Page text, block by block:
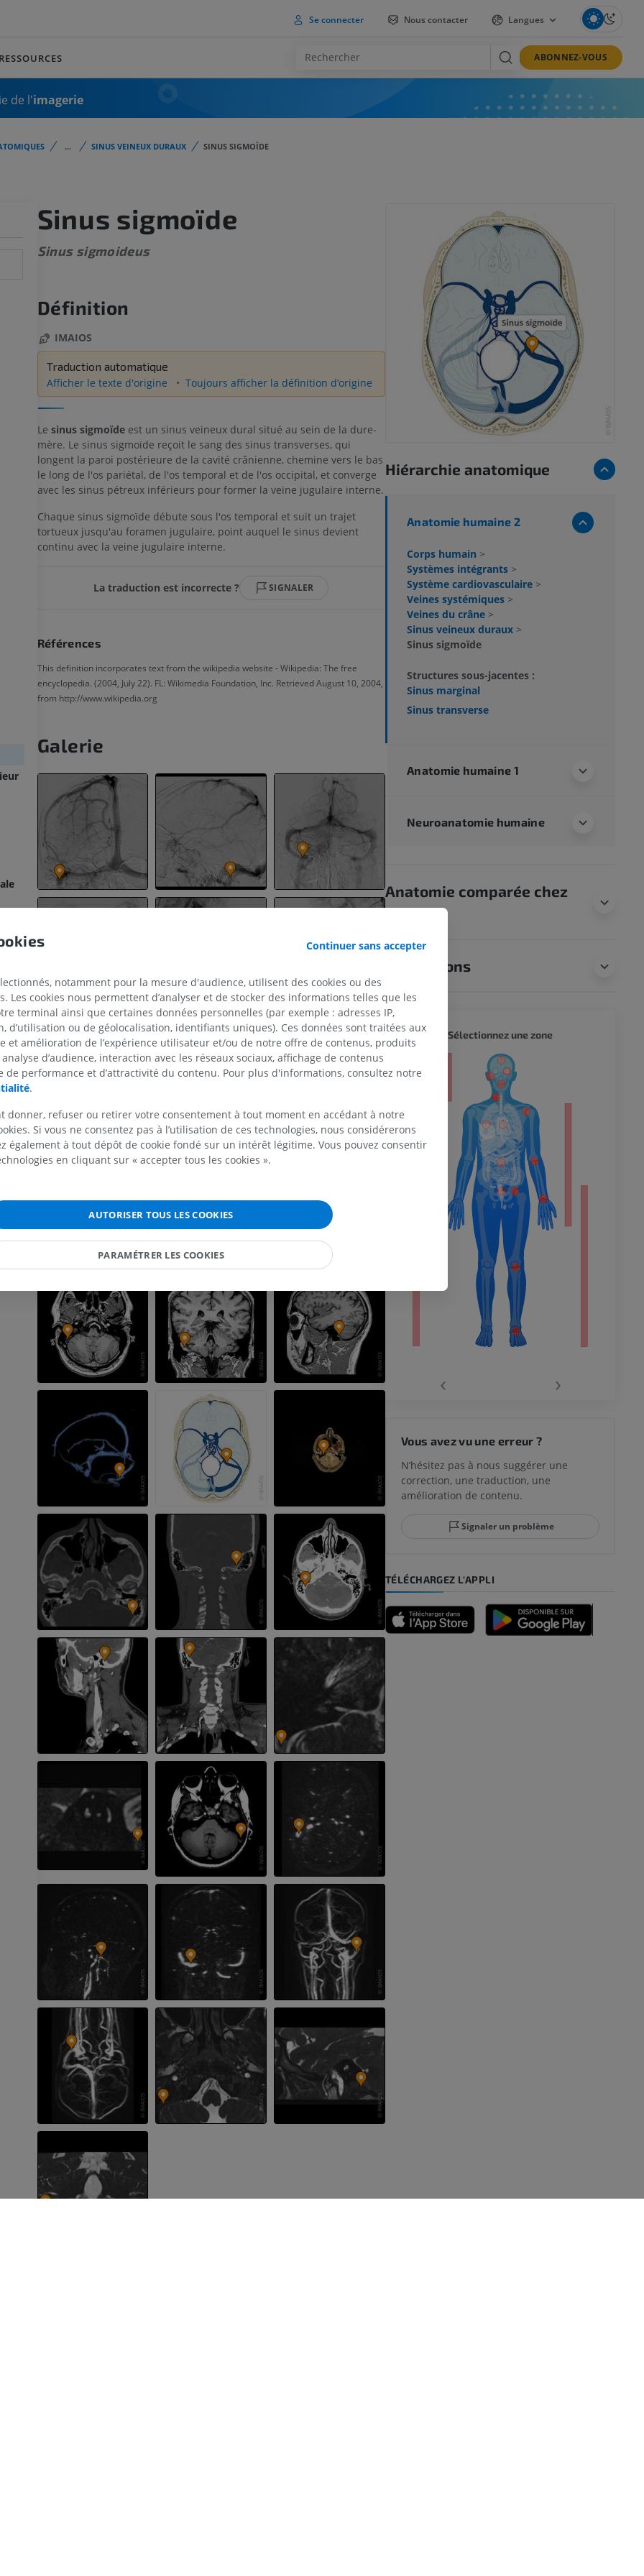
Se connecter Nous contacter Langues
RESSOURCES ABONNEZ-VOUS
de l'imagerie
... SINUS VEINEUX DURAUX SINUS SIGMOÏDE
Sinus sigmoïde
Sinus sigmoideus
Définition
IMAIOS
Traduction automatique
Afficher le texte d'origine
Toujours afficher la définition d’origine
Le sinus sigmoïdeest un sinus veineux dural situé au sein de la dure-
mère. Le sinus sigmoïde reçoit le sang des sinus transverses, qui
longent la paroi postérieure de la cavité crânienne, chemine vers le bas
le long de l'os pariétal, de l'os temporal et de l'os occipital, et converge
avec les sinus pétreux inférieurs pour former la veine jugulaire interne.
Chaque sinus sigmoïde débute sous l'os temporal et suit un trajet
tortueux jusqu'au foramen jugulaire, point auquel le sinus devient
continu avec la veine jugulaire interne.
La traduction est incorrecte ? SIGNALER
Références
This definition incorporates text from the wikipedia website - Wikipedia: The free
encyclopedia. (2004, July 22). FL: Wikimedia Foundation, Inc. Retrieved August 10, 2004,
from http://www.wikipedia.org
Galerie
Hiérarchie anatomique
Anatomie humaine 2
Corps humain >
Systèmes intégrants >
Système cardiovasculaire >
Veines systémiques >
Veines du crâne >
Sinus veineux duraux >
Sinus sigmoïde
Structures sous-jacentes :
Sinus marginal
Sinus transverse
Anatomie humaine 1
Neuroanatomie humaine
Anatomie comparée chez
l’animal
Traductions
SUPÉRIEUR
IRM du membre supérieur
IRM de l'épaule
IRM
PREMIUM
IRM du poignet
IRM du coude
PREMIUM
IRM de la main
IRM
PREMIUM
supérieur
Radiographies
PREMIUM
Membre supérieur
PREMIUM
Artériographie du membre
supérieur
Angiographie
GRATUIT
Visible human project
Photographies
PREMIUM
MEMBRE INFÉRIEUR
Membre inférieur
Radiographies du membre
inférieur
Radiographies
IRM du membre inférieur
IRM
IRM
PREMIUM
IRM du genou
IRM
PREMIUM
Arthroscanner
IRM de la cheville et de
IRM
IRM de l’avant-pied
PREMIUM
Angioscanner des membres
inférieurs
Jambe (artères et os)
TDM
GRATUIT
Angiographie
Sélectionnez une zone
‹ ›
Vous avez vu une erreur ?
N’hésitez pas à nous suggérer une
correction, une traduction, une
amélioration de contenu.
Signaler un problème
TÉLÉCHARGEZ L'APPLI
Continuer sans accepter
notamment pour la mesure d'audience, utilisent des cookies ou des
Les cookies nous permettent d’analyser et de stocker des informations telles que les
terminal ainsi que certaines données personnelles (par exemple : adresses IP,
d’utilisation ou de géolocalisation, identifiants uniques). Ces données sont traitées aux
et amélioration de l’expérience utilisateur et/ou de notre offre de contenus, produits
d’audience, interaction avec les réseaux sociaux, affichage de contenus
de performance et d’attractivité du contenu. Pour plus d'informations, consultez notre
.
donner, refuser ou retirer votre consentement à tout moment en accédant à notre
Si vous ne consentez pas à l’utilisation de ces technologies, nous considérerons
également à tout dépôt de cookie fondé sur un intérêt légitime. Vous pouvez consentir
en cliquant sur « accepter tous les cookies ».
AUTORISER TOUS LES COOKIES
PARAMÉTRER LES COOKIES